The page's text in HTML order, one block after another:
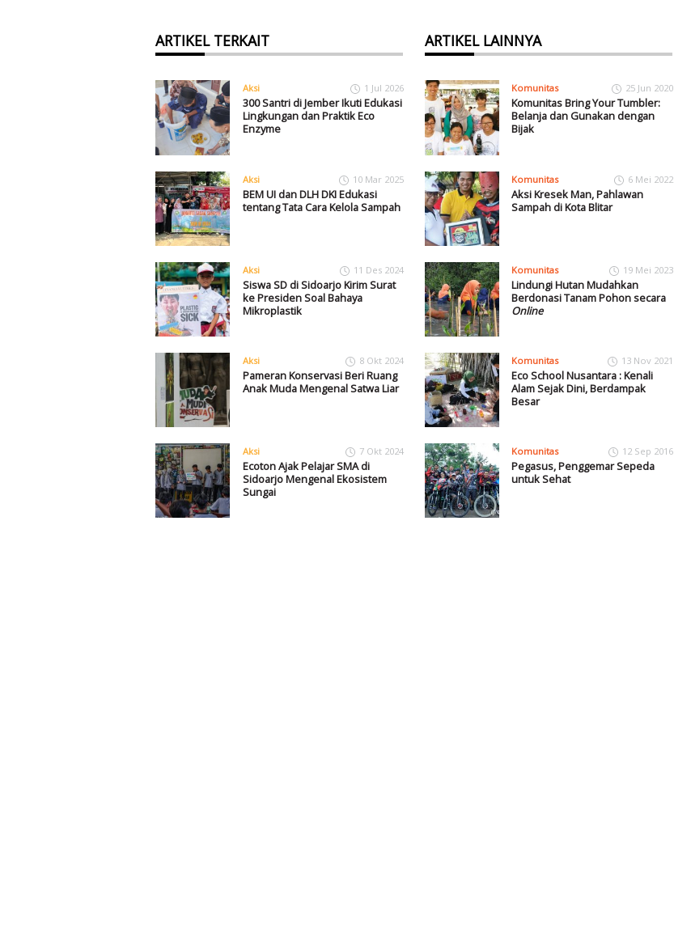
ARTIKEL TERKAIT
Aksi 1 Jul 2026
300 Santri di Jember Ikuti Edukasi
Lingkungan dan Praktik Eco
Enzyme
Aksi 10 Mar 2025
BEM UI dan DLH DKI Edukasi
tentang Tata Cara Kelola Sampah
Aksi 11 Des 2024
Siswa SD di Sidoarjo Kirim Surat
ke Presiden Soal Bahaya
Mikroplastik
Aksi 8 Okt 2024
Pameran Konservasi Beri Ruang
Anak Muda Mengenal Satwa Liar
Aksi 7 Okt 2024
Ecoton Ajak Pelajar SMA di
Sidoarjo Mengenal Ekosistem
Sungai
ARTIKEL LAINNYA
Komunitas 25 Jun 2020
Komunitas Bring Your Tumbler:
Belanja dan Gunakan dengan
Bijak
Komunitas 6 Mei 2022
Aksi Kresek Man, Pahlawan
Sampah di Kota Blitar
Komunitas 19 Mei 2023
Lindungi Hutan Mudahkan
Berdonasi Tanam Pohon secara
Online
Komunitas 13 Nov 2021
Eco School Nusantara : Kenali
Alam Sejak Dini, Berdampak
Besar
Komunitas 12 Sep 2016
Pegasus, Penggemar Sepeda
untuk Sehat